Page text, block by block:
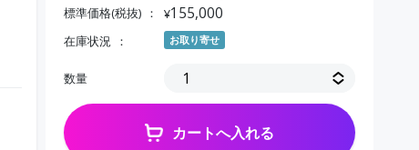
標準価格(税抜) ¥155,000
在庫状況 お取り寄せ
数量
カートへ入れる